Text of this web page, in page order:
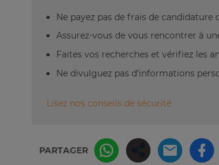
Ne payez pas de frais de candidature
Assurez-vous de vous rencontrer à
Faites vos recherches et vérifiez les
Ne divulguez pas d'informations
Lisez nos conseils de sécurité
PARTAGER